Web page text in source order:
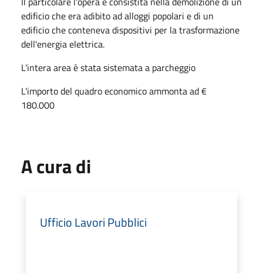
edificio che era adibito ad alloggi popolari e di un
edificio che conteneva dispositivi per la trasformazione
dell'energia elettrica.
L'intera area è stata sistemata a parcheggio
L'importo del quadro economico ammonta ad €
180.000
A cura di
Ufficio Lavori Pubblici